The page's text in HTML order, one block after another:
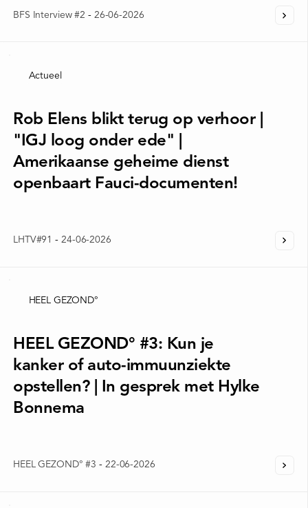
BFS Interview #2 - 26-06-2026
Actueel
Rob Elens blikt terug op verhoor |
"IGJ loog onder ede" |
Amerikaanse geheime dienst
openbaart Fauci-documenten!
LHTV#91 - 24-06-2026
HEEL GEZOND°
HEEL GEZOND° #3: Kun je
kanker of auto-immuunziekte
opstellen? | In gesprek met Hylke
Bonnema
HEEL GEZOND° #3 - 22-06-2026